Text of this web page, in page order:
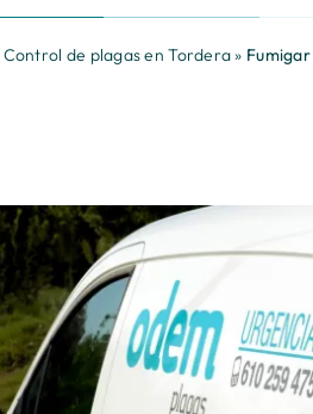
Control de plagas en Tordera»